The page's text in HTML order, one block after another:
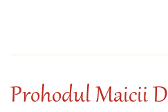
Prohodul Maicii